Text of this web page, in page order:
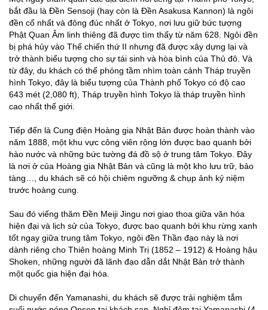
bắt đầu là Đền Sensoji (hay còn là Đền Asakusa Kannon) là ngôi
đền cổ nhất và đông đúc nhất ở Tokyo, nơi lưu giữ bức tượng
Phật Quan Âm linh thiêng đã được tìm thấy từ năm 628. Ngôi đền
bị phá hủy vào Thế chiến thứ II nhưng đã được xây dựng lại và
trở thành biểu tượng cho sự tái sinh và hòa bình của Thủ đô. Và
từ đây, du khách có thể phóng tầm nhìm toàn cảnh Tháp truyền
hình Tokyo, đây là biểu tượng của Thành phố Tokyo có độ cao
643 mét (2,080 ft), Tháp truyền hình Tokyo là tháp truyền hình
cao nhất thế giới.
Tiếp đến là Cung điện Hoàng gia Nhật Bản được hoàn thành vào
năm 1888, một khu vực công viên rộng lớn được bao quanh bởi
hào nước và những bức tường đá đồ sộ ở trung tâm Tokyo. Đây
là nơi ở của Hoàng gia Nhật Bản và cũng là một kho lưu trữ, bảo
tàng…, du khách sẽ có hội chiêm ngưỡng & chụp ảnh kỷ niệm
trước hoàng cung.
Sau đó viếng thăm Đền Meiji Jingu nơi giao thoa giữa văn hóa
hiện đại và lịch sử của Tokyo, được bao quanh bởi khu rừng xanh
tốt ngay giữa trung tâm Tokyo, ngôi đền Thần đạo này là nơi
dành riêng cho Thiên hoàng Minh Trị (1852 – 1912) & Hoàng hậu
Shoken, những người đã lãnh đạo dẫn dắt Nhật Bản trở thành
một quốc gia hiện đại hóa.
Di chuyển đến Yamanashi, du khách sẽ được trải nghiệm tắm